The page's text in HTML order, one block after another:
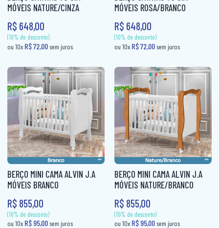
PANELEIRO AÇO
TORRE QUENTE
CAMA CASAL
CAMA QUEEN
CAMA SOLTEIRO
COLCHÃO BABY
COLCHÃO CASAL
COLCHÃO CASAL MOLAS
COLCHÃO INFANTIL
COLCHÂO QUEEN
MÓVEIS NATURE/CINZA
R$ 648,00
(10% de desconto)
ou 10xR$ 72,00 sem juros
MÓVEIS ROSA/BRANCO
R$ 648,00
(10% de desconto)
ou 10xR$ 72,00
BERÇO MINI CAMA ALVIN J.A
MÓVEIS BRANCO
R$ 855,00
BERÇO MINI CAMA ALVIN J.A
MÓVEIS NATURE/BRANCO
R$ 855,00